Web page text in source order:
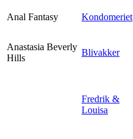
Anal Fantasy
Kondomeriet
Anastasia Beverly
Hills
Blivakker
Fredrik &
Louisa